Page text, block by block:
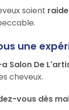
soient
une
Salon De
cheveux.
vous dès